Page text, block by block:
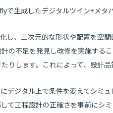
で生成したデジタルツイン+メタ
し、三次元的な形状や配置を空
の不足を発見し改修を実施する
します。これによって、設計品
デジタル上で条件を変えてシミ
て工程設計の正確さを事前にシ